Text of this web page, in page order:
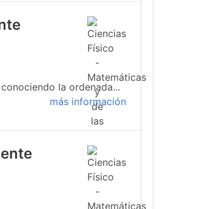
la ordenada...
más información